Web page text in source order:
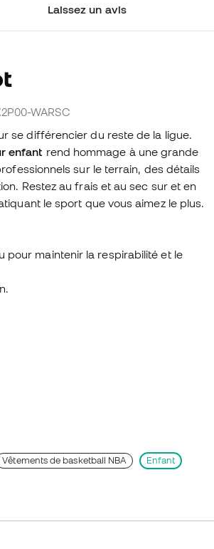
Laissez un avis
WARSC
se différencier du reste de la ligue.
enfant rend hommage à une grande
sur le terrain, des détails
Restez au frais et au sec sur et en
le sport que vous aimez le plus.
pour maintenir la respirabilité et le
Vêtements de basketball NBA Enfant